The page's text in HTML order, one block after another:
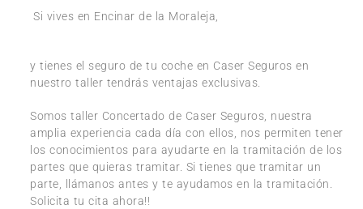
Si vives en Encinar de la Moraleja,
y tienes el seguro de tu coche en Caser Seguros en
nuestro taller tendrás ventajas exclusivas.
Somos taller Concertado de Caser Seguros, nuestra
amplia experiencia cada día con ellos, nos permiten tener
los conocimientos para ayudarte en la tramitación de los
partes que quieras tramitar. Si tienes que tramitar un
parte, llámanos antes y te ayudamos en la tramitación.
Solicita tu cita ahora!!